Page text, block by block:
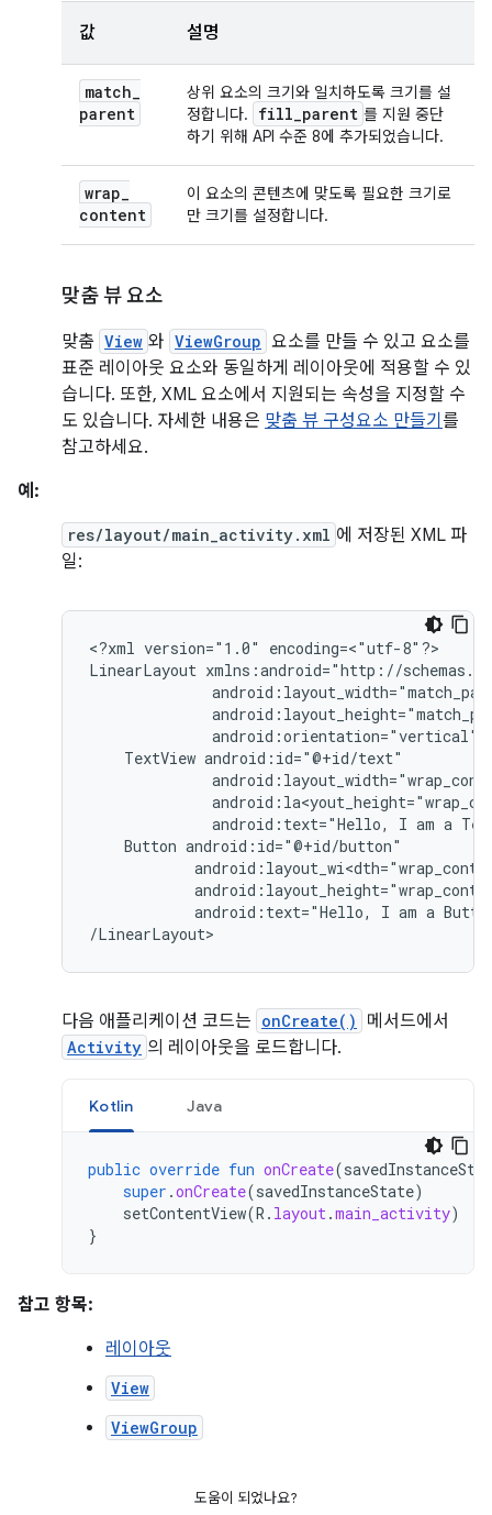
값 설명
match_
parent
상위 요소의 크기와 일치하도록 크기를 설
정합니다.
fill_parent 를 지원 중단
하기 위해 API 수준 8에 추가되었습니다.
wrap_
content
이 요소의 콘텐츠에 맞도록 필요한 크기로
만 크기를 설정합니다.
맞춤 뷰 요소
맞춤 View 와 ViewGroup 요소를 만들 수 있고 요소를
표준 레이아웃 요소와 동일하게 레이아웃에 적용할 수 있
습니다. 또한, XML 요소에서 지원되는 속성을 지정할 수
도 있습니다. 자세한 내용은 맞춤 뷰 구성요소 만들기 를
참고하세요.
예:
res/layout/main_activity.xml 에 저장된 XML 파
일:
<?xml version="1.0"
encoding=<"utf-8"?>
LinearLayout
android:orientation="vertical"
TextView
android:text="Hello, I am a
Button
android:text="Hello, I am a
/LinearLayout>
다음 애플리케이션 코드는 onCreate() 메서드에서
Activity 의 레이아웃을 로드합니다.
Kotlin Java
public override fun onCreate(
super .onCreate(savedInstanceState)
setContentView(R . layout.main_activity)
}
참고 항목:
레이아웃
View
ViewGroup
도움이 되었나요?